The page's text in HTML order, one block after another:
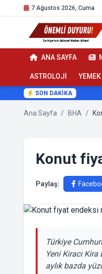
7 Ağustos 2026, Cuma
ANA SAYFA
ASTROLOJİ
SON DAKİKA
Ana Sayfa / BHA /
Konut
Paylaş:
Türkiye
Yeni Kiracı
aylık bazda